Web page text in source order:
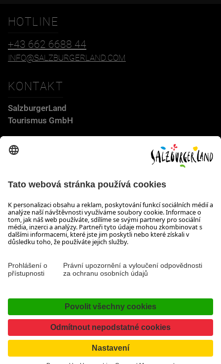
HOTLINE
+43 662 6688 44
INFO@SALZBURGERLAND.COM
KONTAKT
SalzburgerLand
Tourismus GmbH
Wiener Bundesstraße 23
5300 Hallwang
OTEVÍRACÍ DOBA
Těšíme se na Vaši poptávku!
KontaktProhlášení o přístupnosti
YouTubeInstagram
TikTokPinterest